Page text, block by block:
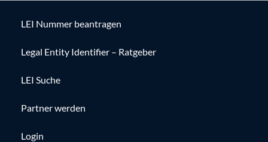
LEI Nummer beantragen
Legal Entity Identifier – Ratgeber
LEI Suche
Partner werden
Login